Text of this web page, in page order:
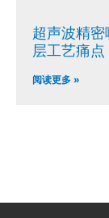
超声波精
层工艺痛点
阅读更多 »